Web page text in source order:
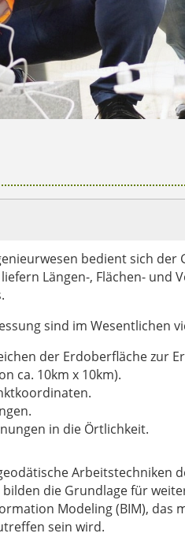
bedient sich der
Längen-, Flächen- und
sind im Wesentlichen
der Erdoberfläche zur
ca. 10km x 10km).
in die Örtlichkeit.
Arbeitstechniken
die Grundlage für
Modeling (BIM),
sein wird.